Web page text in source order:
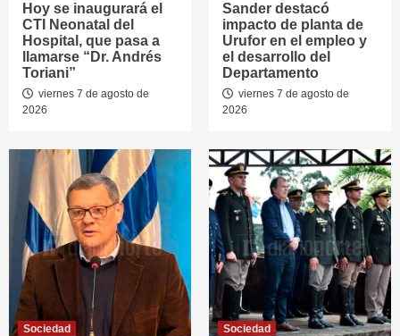
Hoy se inaugurará el
CTI Neonatal del
Hospital, que pasa a
llamarse “Dr. Andrés
Toriani”
viernes 7 de agosto de
2026
Sander destacó
impacto de planta de
Urufor en el empleo y
el desarrollo del
Departamento
viernes 7 de agosto de
2026
Sociedad Sociedad